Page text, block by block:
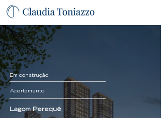
Em construção
Apartamento
Lagom Perequê